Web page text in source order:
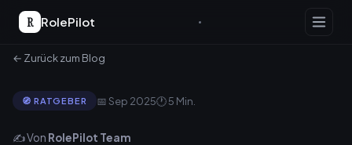
R RolePilot
← Zurück zum Blog
🧭 RATGEBER 📅 Sep 2025🕐 5 Min.
✍️ Von RolePilot Team